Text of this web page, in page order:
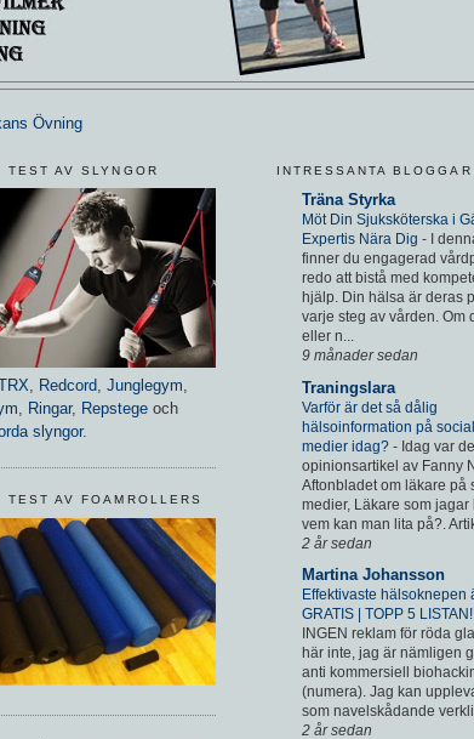
Övning
INTRESSANTA BLOGGAR
Träna Styrka
Möt Din Sjuksköterska i
Expertis Nära Dig -
I
finner du engagerad
redo att bistå med
hjälp. Din hälsa är deras
varje steg av vården. Om
eller n...
9 månader sedan
Traningslara
Varför är det så dålig
hälsoinformation på
medier idag? - Idag var
opinionsartikel av Fanny
Aftonbladet om läkare på
medier, Läkare som jagar
vem kan man lita på?.
2 år sedan
Martina Johansson
Effektivaste hälsoknepen
GRATIS | TOPP 5 LISTAN!
INGEN reklam för röda
här inte, jag är nämligen
anti kommersiell
(numera). Jag kan
som navelskådande
2 år sedan
TEST AV SLYNGOR
, Redcord, Junglegym,
, Ringar, Repstege och
slyngor.
TEST AV FOAMROLLERS